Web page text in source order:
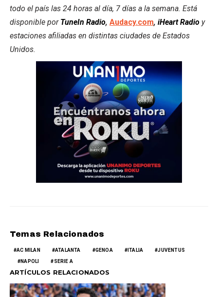
todo el país las 24 horas al día, 7 días a la semana. Está
disponible por TuneIn Radio, Audacy.com, iHeart Radio y
estaciones afiliadas en distintas ciudades de Estados
Unidos.
Temas Relacionados
AC MILAN ATALANTA GENOA ITALIA JUVENTUS
NAPOLI SERIE A
ARTÍCULOS RELACIONADOS